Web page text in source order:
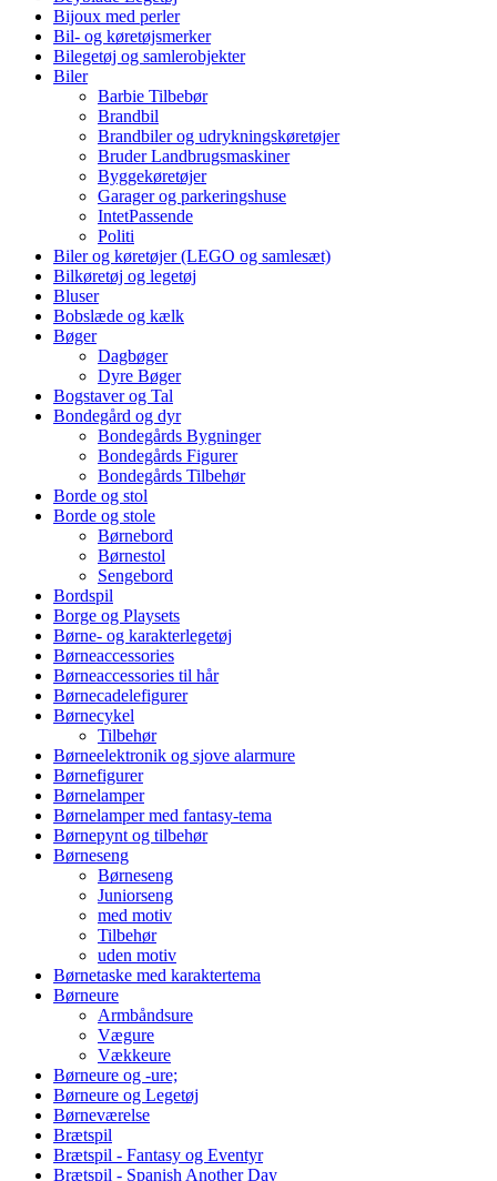
Bijoux med perler
Bil- og køretøjsmerker
Bilegetøj og samlerobjekter
Biler
Barbie Tilbebør
Brandbil
Brandbiler og udrykningskøretøjer
Bruder Landbrugsmaskiner
Byggekøretøjer
Garager og parkeringshuse
IntetPassende
Politi
Biler og køretøjer (LEGO og samlesæt)
Bilkøretøj og legetøj
Bluser
Bobslæde og kælk
Bøger
Dagbøger
Dyre Bøger
Bogstaver og Tal
Bondegård og dyr
Bondegårds Bygninger
Bondegårds Figurer
Bondegårds Tilbehør
Borde og stol
Borde og stole
Børnebord
Børnestol
Sengebord
Bordspil
Borge og Playsets
Børne- og karakterlegetøj
Børneaccessories
Børneaccessories til hår
Børnecadelefigurer
Børnecykel
Tilbehør
Børneelektronik og sjove alarmure
Børnefigurer
Børnelamper
Børnelamper med fantasy-tema
Børnepynt og tilbehør
Børneseng
Børneseng
Juniorseng
med motiv
Tilbehør
uden motiv
Børnetaske med karaktertema
Børneure
Armbåndsure
Vægure
Vækkeure
Børneure og -ure;
Børneure og Legetøj
Børneværelse
Brætspil
Brætspil - Fantasy og Eventyr
Brætspil - Spanish Another Day